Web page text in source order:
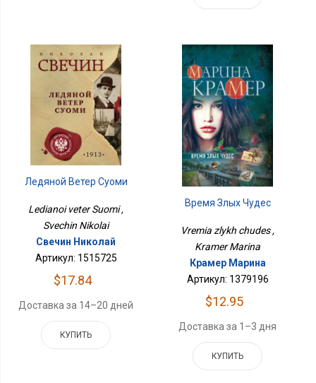
Ледяной Ветер Суоми
Ledianoi veter Suomi ,
Svechin Nikolai
Свечин Николай
Артикул: 1515725
$17.84
Доставка за 14–20 дней
КУПИТЬ
Время Злых Чудес
Vremia zlykh chudes ,
Kramer Marina
Крамер Марина
Артикул: 1379196
$12.95
Доставка за 1–3 дня
КУПИТЬ